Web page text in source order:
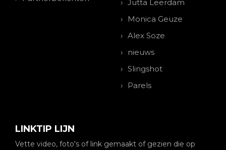
Jutta Leerdam
Monica Geuze
Alex Soze
nieuws
Slingshot
Parels
LINKTIP LIJN
Vette video, foto's of link gemaakt of gezien die op